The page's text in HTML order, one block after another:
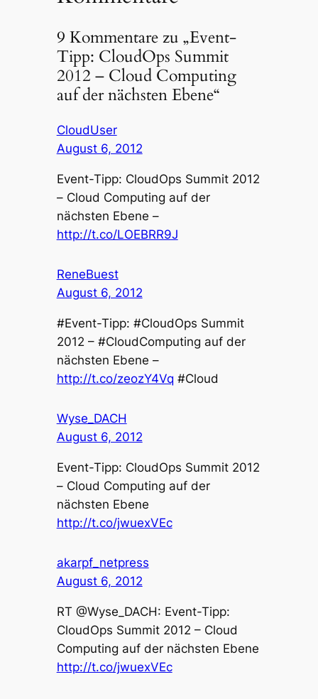
9 Kommentare zu „Event-
Tipp: CloudOps Summit
2012 – Cloud Computing
auf der nächsten Ebene“
CloudUser
August 6, 2012
Event-Tipp: CloudOps Summit 2012
– Cloud Computing auf der
nächsten Ebene –
http://t.co/LOEBRR9J
ReneBuest
August 6, 2012
#Event-Tipp: #CloudOps Summit
2012 – #CloudComputing auf der
nächsten Ebene –
http://t.co/zeozY4Vq #Cloud
Wyse_DACH
August 6, 2012
Event-Tipp: CloudOps Summit 2012
– Cloud Computing auf der
nächsten Ebene
http://t.co/jwuexVEc
akarpf_netpress
August 6, 2012
RT @Wyse_DACH: Event-Tipp:
CloudOps Summit 2012 – Cloud
Computing auf der nächsten Ebene
http://t.co/jwuexVEc